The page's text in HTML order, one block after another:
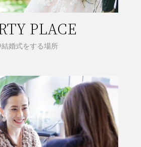
PLACE
婚式をする場所